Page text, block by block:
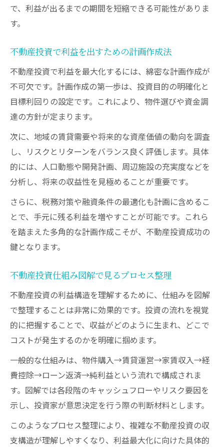
で、利益が出るまでの期間を短縮できる可能性がありま
す。
不動産投資で利益を出すための計画作成法
不動産投資で利益を最大化するには、綿密な計画作成が
不可欠です。計画作成の第一歩は、投資目的の明確化と
目標利回りの設定です。これにより、物件選びや資金調
達の方針が定まります。
次に、地域の賃貸需要や将来的な資産価値の動向を調査
し、リスクとリターンをバランス良く評価します。具体
的には、人口動態や開発計画、周辺施設の充実度などを
分析し、将来の収益性を見極めることが重要です。
さらに、税務対策や融資条件の最適化も計画に含めるこ
とで、手元に残る利益を増やすことが可能です。これら
を踏まえた多角的な計画作成こそが、不動産投資成功の
鍵となります。
不動産投資仕組み図解で見るプロセス整理
不動産投資の利益構造を理解するために、仕組みを図解
で整理することは非常に効果的です。投資の流れを視覚
的に把握することで、収益がどのように生まれ、どこで
コストが発生するのかを明確に掴めます。
一般的な仕組みは、物件購入→賃貸運営→家賃収入→経
費控除→ローン返済→純利益という流れで構成されま
す。図解では各段階のキャッシュフローやリスク要因を
示し、投資家が意思決定を行う際の判断材料とします。
このようなプロセス整理により、複雑な不動産投資の収
支構造が理解しやすくなり、利益最大化に向けた具体的